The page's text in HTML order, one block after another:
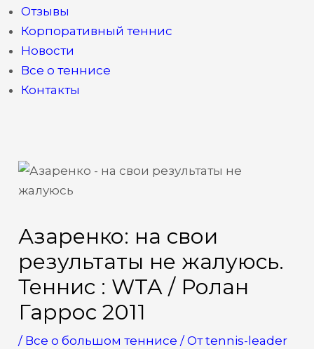
Отзывы
Корпоративный теннис
Новости
Все о теннисе
Контакты
Азаренко: на свои
результаты не жалуюсь.
Теннис : WTA / Ролан
Гаррос 2011
/ Все о большом теннисе / Отtennis-leader